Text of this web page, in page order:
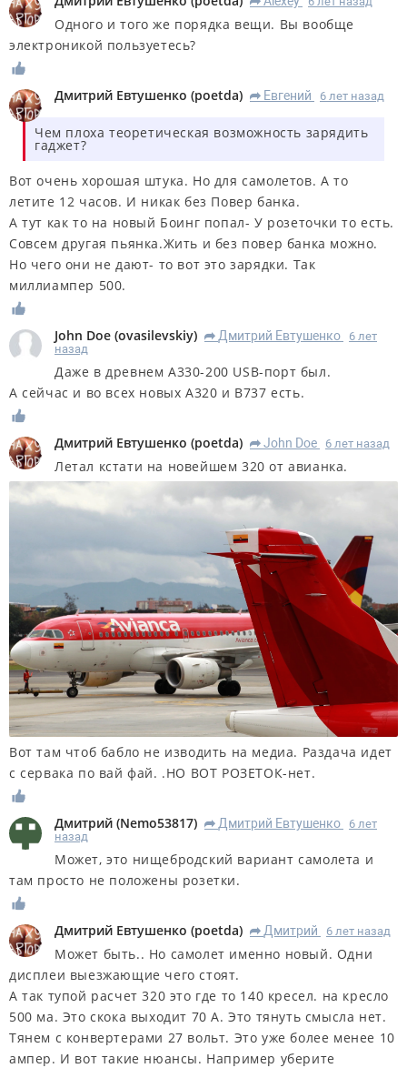
Одного и того же порядка вещи. Вы вообще
электроникой пользуетесь?
Дмитрий Евтушенко (poetda) R Евгений 6 лет назад
Чем плоха теоретическая возможность зарядить
гаджет?
Вот очень хорошая штука. Но для самолетов. А то
летите 12 часов. И никак без Повер банка.
А тут как то на новый Боинг попал- У розеточки то есть.
Совсем другая пьянка.Жить и без повер банка можно.
Но чего они не дают- то вот это зарядки. Так
миллиампер 500.
John Doe (ovasilevskiy) R Дмитрий Евтушенко
6 лет
назад
Даже в древнем А330-200 USB-порт был.
А сейчас и во всех новых А320 и B737 есть.
Дмитрий Евтушенко (poetda) R John Doe 6 лет назад
Летал кстати на новейшем 320 от авианка.
Вот там чтоб бабло не изводить на медиа. Раздача идет
с сервака по вай фай. .НО ВОТ РОЗЕТОК-нет.
Дмитрий (Nemo53817) R Дмитрий Евтушенко
6 лет
назад
Может, это нищебродский вариант самолета и
там просто не положены розетки.
Дмитрий Евтушенко (poetda) R Дмитрий 6 лет назад
Может быть.. Но самолет именно новый. Одни
дисплеи выезжающие чего стоят.
А так тупой расчет 320 это где то 140 кресел. на кресло
500 ма. Это скока выходит 70 А. Это тянуть смысла нет.
Тянем с конвертерами 27 вольт. Это уже более менее 10
ампер. И вот такие нюансы. Например уберите